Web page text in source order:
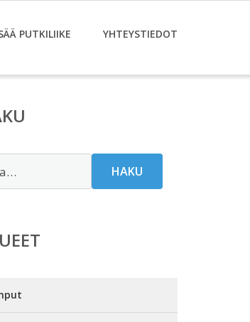
PUTKILIIKE YHTEYSTIEDOT
HAKU